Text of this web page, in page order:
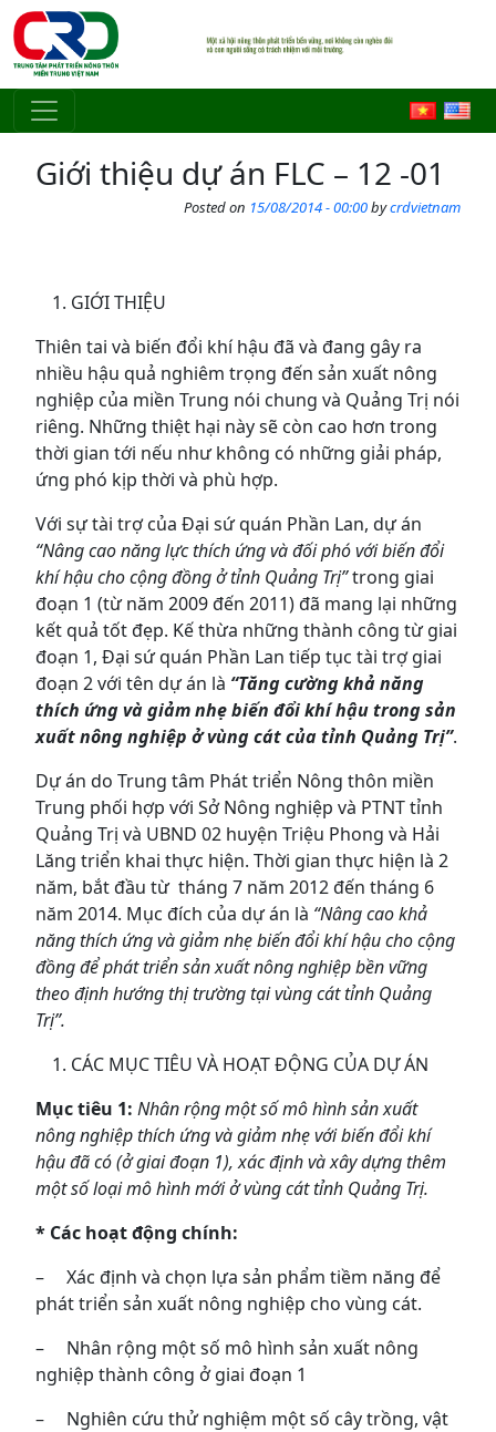
Skip to main content
Giới thiệu dự án FLC – 12 -01
Posted on 15/08/2014 - 00:00bycrdvietnam
GIỚI THIỆU
Thiên tai và biến đổi khí hậu đã và đang gây ra
nhiều hậu quả nghiêm trọng đến sản xuất nông
nghiệp của miền Trung nói chung và Quảng Trị nói
riêng. Những thiệt hại này sẽ còn cao hơn trong
thời gian tới nếu như không có những giải pháp,
ứng phó kịp thời và phù hợp.
Với sự tài trợ của Đại sứ quán Phần Lan, dự án
“Nâng cao năng lực thích ứng và đối phó với biến đổi
khí hậu cho cộng đồng ở tỉnh Quảng Trị”trong giai
đoạn 1 (từ năm 2009 đến 2011) đã mang lại những
kết quả tốt đẹp. Kế thừa những thành công từ giai
đoạn 1, Đại sứ quán Phần Lan tiếp tục tài trợ giai
đoạn 2 với tên dự án là “Tăng cường khả năng
thích ứng và giảm nhẹ biến đổi khí hậu trong sản
xuất nông nghiệp ở vùng cát của tỉnh Quảng Trị”.
Dự án do Trung tâm Phát triển Nông thôn miền
Trung phối hợp với Sở Nông nghiệp và PTNT tỉnh
Quảng Trị và UBND 02 huyện Triệu Phong và Hải
Lăng triển khai thực hiện. Thời gian thực hiện là 2
năm, bắt đầu từ tháng 7 năm 2012 đến tháng 6
năm 2014. Mục đích của dự án là “Nâng cao khả
năng thích ứng và giảm nhẹ biến đổi khí hậu cho cộng
đồng để phát triển sản xuất nông nghiệp bền vững
theo định hướng thị trường tại vùng cát tỉnh Quảng
Trị”.
CÁC MỤC TIÊU VÀ HOẠT ĐỘNG CỦA DỰ ÁN
Mục tiêu 1: Nhân rộng một số mô hình sản xuất
nông nghiệp thích ứng và giảm nhẹ với biến đổi khí
hậu đã có (ở giai đoạn 1), xác định và xây dựng thêm
một số loại mô hình mới ở vùng cát tỉnh Quảng Trị.
* Các hoạt động chính:
– Xác định và chọn lựa sản phẩm tiềm năng để
phát triển sản xuất nông nghiệp cho vùng cát.
– Nhân rộng một số mô hình sản xuất nông
nghiệp thành công ở giai đoạn 1
– Nghiên cứu thử nghiệm một số cây trồng, vật